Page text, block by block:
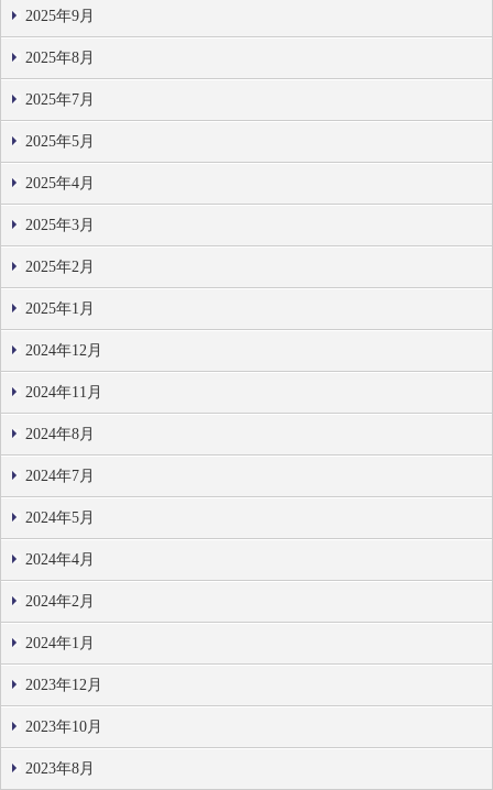
2025年9月
2025年8月
2025年7月
2025年5月
2025年4月
2025年3月
2025年2月
2025年1月
2024年12月
2024年11月
2024年8月
2024年7月
2024年5月
2024年4月
2024年2月
2024年1月
2023年12月
2023年10月
2023年8月